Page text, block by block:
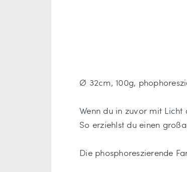
Ø 32cm, 100g,
Wenn du in zuvor mit
So erziehlst du einen
Die phosphoreszierende